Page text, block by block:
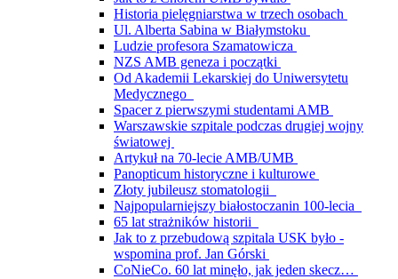
Historia pielęgniarstwa w trzech osobach
Ul. Alberta Sabina w Białymstoku
Ludzie profesora Szamatowicza
NZS AMB geneza i początki
Od Akademii Lekarskiej do Uniwersytetu
Medycznego
Spacer z pierwszymi studentami AMB
Warszawskie szpitale podczas drugiej wojny
światowej
Artykuł na 70-lecie AMB/UMB
Panopticum historyczne i kulturowe
Złoty jubileusz stomatologii
Najpopularniejszy białostoczanin 100-lecia
65 lat strażników historii
Jak to z przebudową szpitala USK było -
wspomina prof. Jan Górski
CoNieCo. 60 lat minęło, jak jeden skecz…